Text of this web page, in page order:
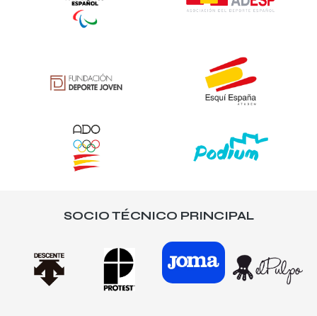
SOCIO TÉCNICO PRINCIPAL